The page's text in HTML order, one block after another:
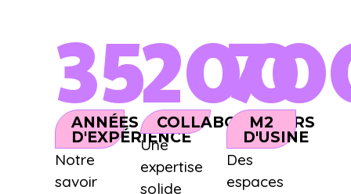
35
ANNÉES
D'EXPÉRIENCE
Notre
savoir
200
COLLABORATEURS
Une
expertise
solide
M2
D'USINE
Des
espaces